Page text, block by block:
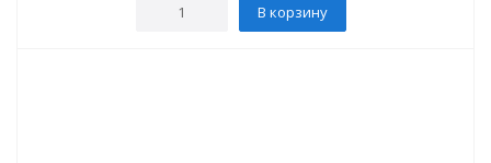
В корзину